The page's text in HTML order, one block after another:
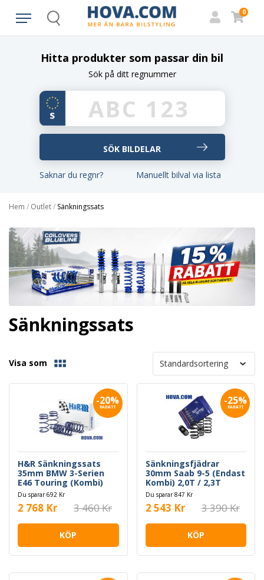
Search
0
Hitta produkter som passar din bil
Sök på ditt regnummer
Saknar du regnr? Manuellt bilval via lista
Hem / Outlet/ Sänkningssats
Sänkningssats
Visa som
-20%
RABATT
H&R Sänkningssats
35mm BMW 3-Serien
E46 Touring (Kombi)
09.1999-
Du sparar 692 Kr
2 768 Kr 3 460 Kr
KÖP
-25%
RABATT
Sänkningsfjädrar
30mm Saab 9-5 (Endast
Kombi) 2,0T / 2,3T
Du sparar 847 Kr
2 543 Kr 3 390 Kr
KÖP